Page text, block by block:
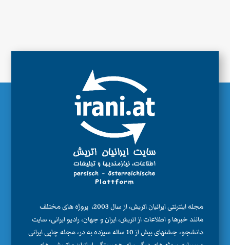
مجله اینترنتی ایرانیان اتریش، از سال 2003، پروژه های مختلف
مانند خبرها و اطلاعات از اتریش، ایران و جهان، رادیو ایرانی، سایت
دانشجو، جشنهای بیش از 10 ساله سیزده به در، مجله چاپی ایرانی